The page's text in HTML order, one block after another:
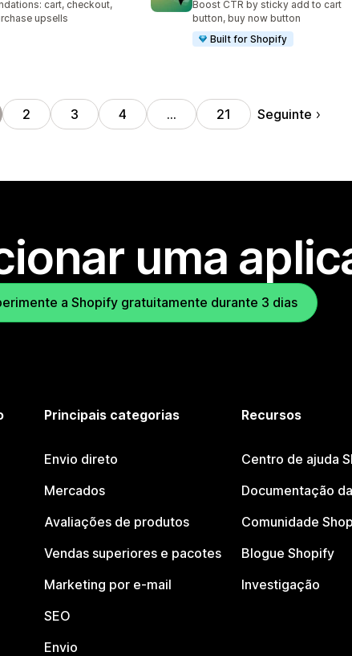
cart, checkout,
upsells
Boost CTR by sticky add to cart
button, buy now button
Built for Shopify
2 3 4 … 21 Seguinte
uma
a Shopify gratuitamente durante 3 dias
Principais categorias
Envio direto
Mercados
Avaliações de produtos
Vendas superiores e pacotes
Marketing por e-mail
SEO
Envio
Recursos
Centro de ajuda
Documentação
Comunidade
Blogue Shopify
Investigação